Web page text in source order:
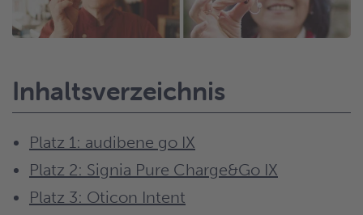
Inhaltsverzeichnis
Platz 1: audibene go IX
Platz 2: Signia Pure Charge&Go IX
Platz 3: Oticon Intent